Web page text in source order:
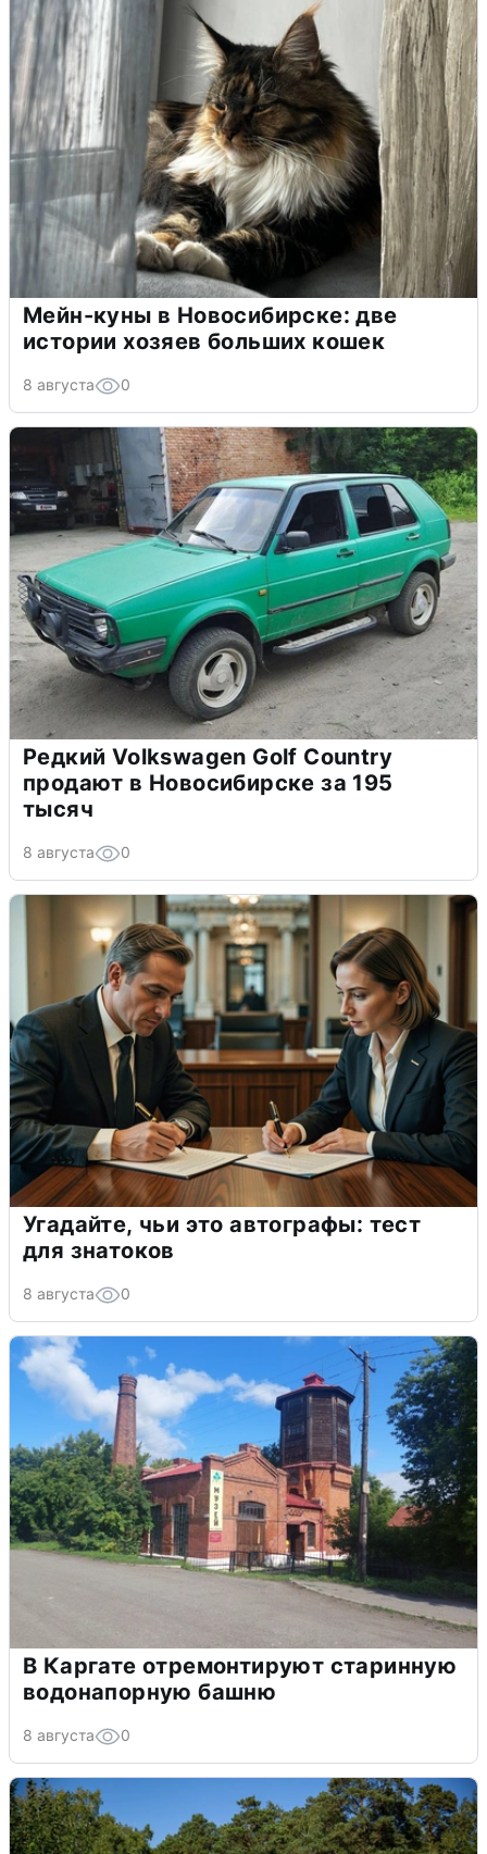
Мейн-куны в Новосибирске: две
истории хозяев больших кошек
8 августа 0
Редкий Volkswagen Golf Country
продают в Новосибирске за 195
тысяч
8 августа 0
Угадайте, чьи это автографы: тест
для знатоков
8 августа 0
В Каргате отремонтируют старинную
водонапорную башню
8 августа 0